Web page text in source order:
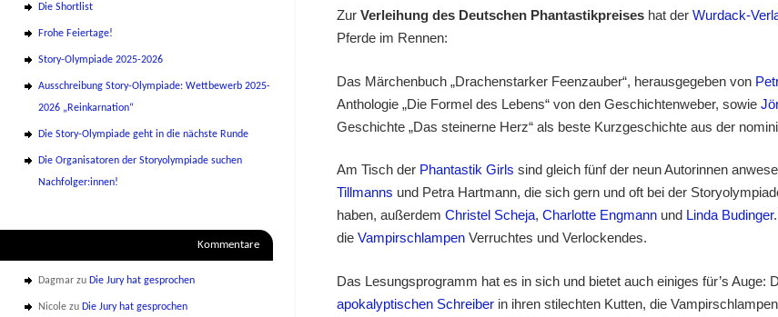
Zur Verleihung des Deutschen Phantastikpreises hat der Wurdack-
Pferde im Rennen:
Das Märchenbuch „Drachenstarker Feenzauber“, herausgegeben von
Anthologie „Die Formel des Lebens“ von den Geschichtenweber, sowie
Geschichte „Das steinerne Herz“ als beste Kurzgeschichte aus der
Am Tisch der Phantastik Girls sind gleich fünf der neun Autorinnen
Tillmanns und Petra Hartmann, die sich gern und oft bei der
haben, außerdem Christel Scheja, Charlotte Engmann und Linda Budinger
die Vampirschlampen Verruchtes und Verlockendes.
Das Lesungsprogramm hat es in sich und bietet auch einiges für’s Auge:
apokalyptischen Schreiber in ihren stilechten Kutten, die
Die Shortlist
Frohe Feiertage!
Story-Olympiade 2025-2026
Ausschreibung Story-Olympiade: Wettbewerb 2025-
2026 „Reinkarnation“
Die Story-Olympiade geht in die nächste Runde
Die Organisatoren der Storyolympiade suchen
Nachfolger:innen!
Kommentare
Dagmar zu Die Jury hat gesprochen
Nicole zu Die Jury hat gesprochen